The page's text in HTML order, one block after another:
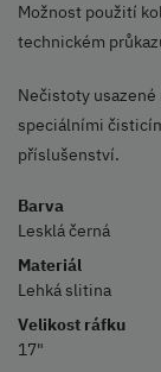
Možnost použití
technickém
Nečistoty
speciálními
příslušenství.
Barva
Lesklá černá
Materiál
Lehká slitina
Velikost ráfku
17"